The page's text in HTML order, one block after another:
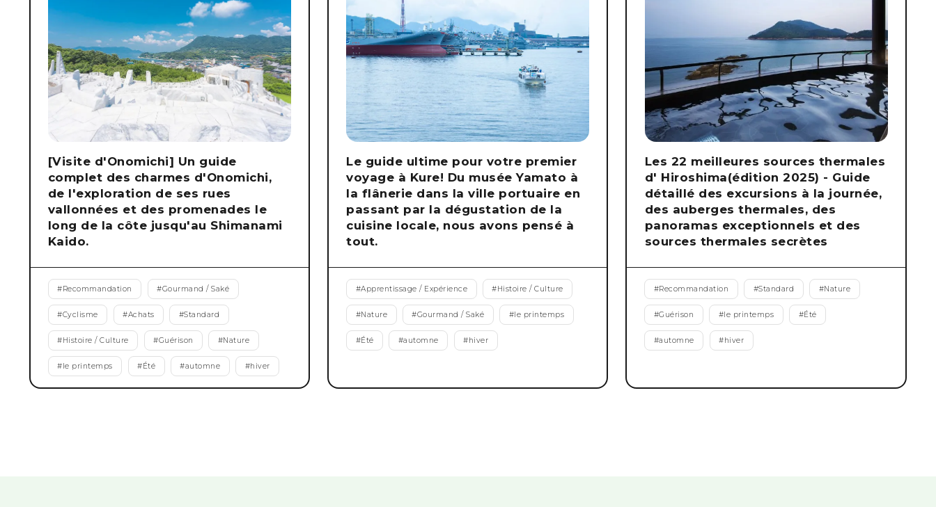
[Visite d'Onomichi] Un guide
complet des charmes d'Onomichi,
de l'exploration de ses rues
vallonnées et des promenades le
long de la côte jusqu'au Shimanami
Kaido.
#Recommandation #Gourmand / Saké
#Cyclisme #Achats #Standard
#Histoire / Culture #Guérison #Nature
#le printemps #Été #automne #hiver
Le guide ultime pour votre premier
voyage à Kure! Du musée Yamato à
la flânerie dans la ville portuaire en
passant par la dégustation de la
cuisine locale, nous avons pensé à
tout.
#Apprentissage / Expérience #Histoire / Culture
#Nature #Gourmand / Saké #le printemps
#Été #automne #hiver
Les 22 meilleures sources thermales
d' Hiroshima(édition 2025) - Guide
détaillé des excursions à la journée,
des auberges thermales, des
panoramas exceptionnels et des
sources thermales secrètes
#Recommandation #Standard #Nature
#Guérison #le printemps #Été
#automne #hiver